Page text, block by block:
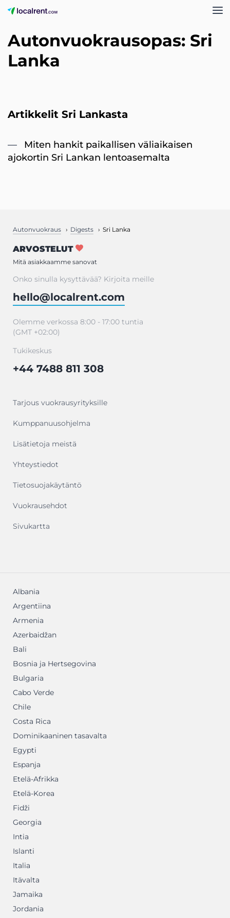
Autonvuokrausopas: Sri
Lanka
Artikkelit Sri Lankasta
Miten hankit paikallisen väliaikaisen
ajokortin Sri Lankan lentoasemalta
Autonvuokraus Digests Sri Lanka
ARVOSTELUT
Mitä asiakkaamme sanovat
Tarjous vuokrausyrityksille
Kumppanuusohjelma
Lisätietoja meistä
Yhteystiedot
Tietosuojakäytäntö
Vuokrausehdot
Sivukartta
Onko sinulla kysyttävää? Kirjoita meille
hello@localrent.com
Olemme verkossa 8:00 - 17:00 tuntia
(GMT +02:00)
Tukikeskus
+44 7488 811 308
Albania
Argentiina
Armenia
Azerbaidžan
Bali
Bosnia ja Hertsegovina
Bulgaria
Cabo Verde
Chile
Costa Rica
Dominikaaninen tasavalta
Egypti
Espanja
Etelä-Afrikka
Etelä-Korea
Fidži
Georgia
Intia
Islanti
Italia
Itävalta
Jamaika
Jordania